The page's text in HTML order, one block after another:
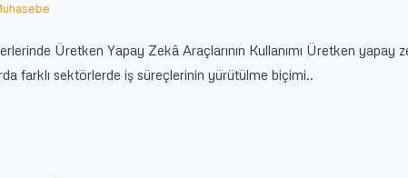
Üretken Yapay Zekâ Araçlarının Kullanımı Üretken yapay
farklı sektörlerde iş süreçlerinin yürütülme biçimi..